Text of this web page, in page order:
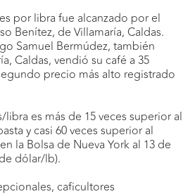
por libra fue alcanzado por el
Benítez, de Villamaría, Caldas.
Samuel Bermúdez, también
Caldas, vendió su café a 35
precio más alto registrado
libra es más de 15 veces superior al
y casi 60 veces superior al
la Bolsa de Nueva York al 13 de
dólar/lb).
caficultores